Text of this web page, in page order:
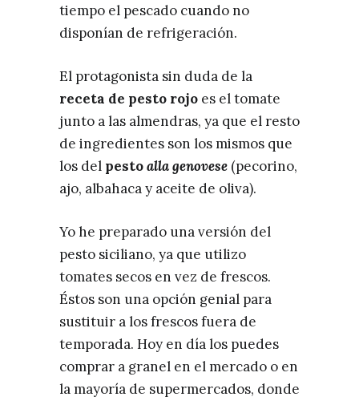
tiempo el pescado cuando no
disponían de refrigeración.
El protagonista sin duda de la
receta de pesto rojo es el tomate
junto a las almendras, ya que el resto
de ingredientes son los mismos que
los del pestoalla genovese (pecorino,
ajo, albahaca y aceite de oliva).
Yo he preparado una versión del
pesto siciliano, ya que utilizo
tomates secos en vez de frescos.
Éstos son una opción genial para
sustituir a los frescos fuera de
temporada. Hoy en día los puedes
comprar a granel en el mercado o en
la mayoría de supermercados, donde